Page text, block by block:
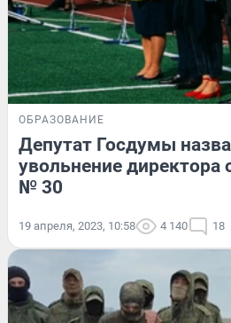
ОБРАЗОВАНИЕ
Депутат Госдумы
увольнение
№ 30
19 апреля, 2023, 10:58 4 140 18